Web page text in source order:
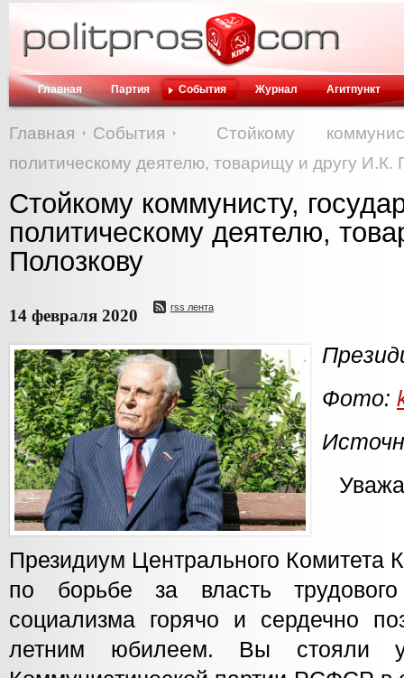
Главная Партия События Журнал Агитпункт
Главная События
Стойкому
политическому деятелю, товарищу и другу И.К.
Стойкому коммунисту,
политическому деятелю,
Полозкову
14 февраля 2020 rss лента
Фото:
Президиум Центрального
по борьбе за власть
социализма горячо и сердечно
летним юбилеем. Вы стояли у